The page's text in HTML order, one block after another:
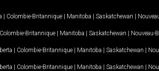
| Colombie-Britannique | Manitoba | Saskatchewan |
Colombie-Britannique | Manitoba | Saskatchewan | Nouveau-
| Colombie-Britannique | Manitoba | Saskatchewan |
| Colombie-Britannique | Manitoba | Saskatchewan |